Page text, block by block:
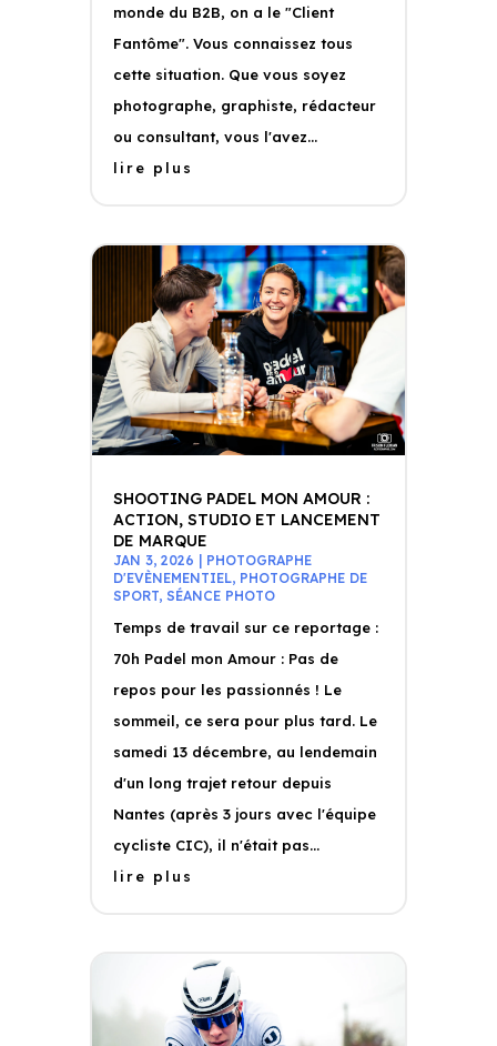
monde du B2B, on a le "Client
Fantôme". Vous connaissez tous
cette situation. Que vous soyez
photographe, graphiste, rédacteur
ou consultant, vous l'avez...
lire plus
SHOOTING PADEL MON AMOUR :
ACTION, STUDIO ET LANCEMENT
DE MARQUE
JAN 3, 2026
PHOTOGRAPHE
D'EVÈNEMENTIEL, PHOTOGRAPHE DE
SPORT, SÉANCE PHOTO
Temps de travail sur ce reportage :
70h Padel mon Amour : Pas de
repos pour les passionnés ! Le
sommeil, ce sera pour plus tard. Le
samedi 13 décembre, au lendemain
d'un long trajet retour depuis
Nantes (après 3 jours avec l'équipe
cycliste CIC), il n'était pas...
lire plus